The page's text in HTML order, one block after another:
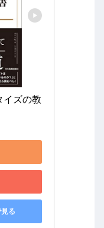
イズの教
る